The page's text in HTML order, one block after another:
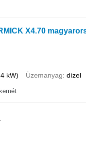
X4.70
kW) Üzemanyag dízel